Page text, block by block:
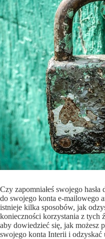
Czy zapomniałeś swojego
do swojego konta e-mailowego
istnieje kilka sposobów, jak
konieczności korzystania z tych
aby dowiedzieć się, jak możesz
swojego konta Interii i odzyskać